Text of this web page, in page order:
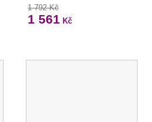
1 792 Kč
1 561 Kč